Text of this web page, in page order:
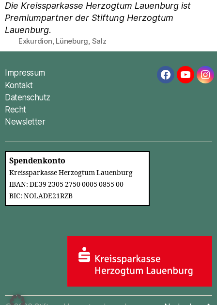
Die Kreissparkasse Herzogtum Lauenburg ist
Premiumpartner der Stiftung Herzogtum
Lauenburg.
Schlagwörter
Exkurdion, Lüneburg, Salz
Impressum
Kontakt
Datenschutz
Recht
Newsletter
Facebook
Spendenkonto
Kreissparkasse Herzogtum Lauenburg
IBAN: DE39 2305 2750 0005 0855 00
BIC: NOLADE21RZB